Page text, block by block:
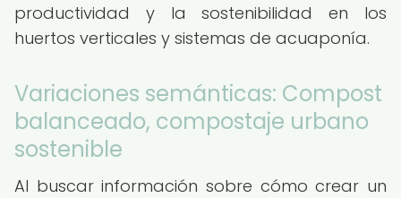
productividad y la sostenibilidad en los
huertos verticales y sistemas de acuaponía.
Variaciones semánticas: Compost
balanceado, compostaje urbano
sostenible
Al buscar información sobre cómo crear un